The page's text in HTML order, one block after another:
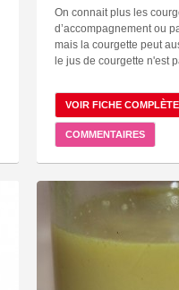
On connait plus les
d’accompagnement ou
mais la courgette peut
le jus de courgette n'est
VOIR FICHE COMPLÈTE
COMMENTAIRES